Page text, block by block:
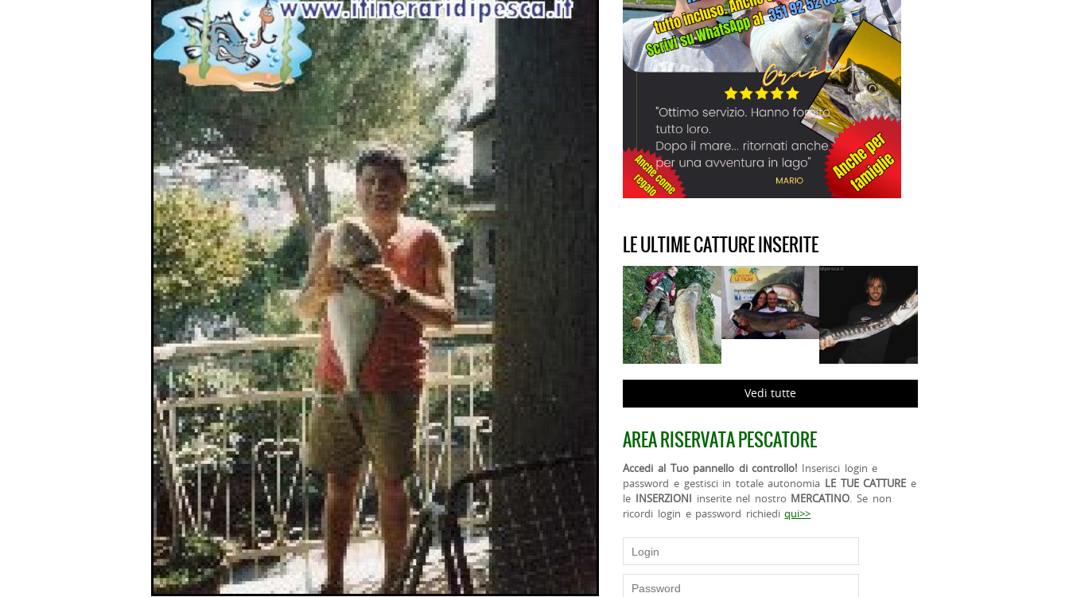
LE ULTIME CATTURE INSERITE
Vedi tutte
AREA RISERVATA PESCATORE
Accedi al Tuo pannello di controllo! Inserisci login e
password e gestisci in totale autonomia LE TUE CATTURE e
le INSERZIONI inserite nel nostro MERCATINO. Se non
ricordi login e password richiediqui>>